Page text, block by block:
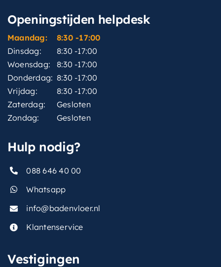
Openingstijden helpdesk
Maandag:
8:30 -17:00
Dinsdag:
8:30 -17:00
Woensdag:
8:30 -17:00
Donderdag: 8:30 -17:00
Vrijdag:
8:30 -17:00
Zaterdag:
Gesloten
Zondag:
Gesloten
Hulp nodig?
088 646 40 00
Whatsapp
info@badenvloer.nl
Klantenservice
Vestigingen